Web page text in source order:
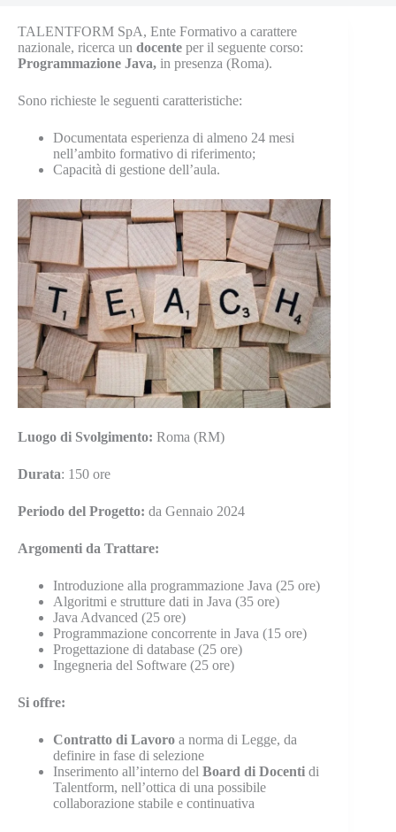
TALENTFORM SpA, Ente Formativo a carattere
nazionale, ricerca un docente per il seguente corso:
Programmazione Java, in presenza (Roma).
Sono richieste le seguenti caratteristiche:
Documentata esperienza di almeno 24 mesi
nell’ambito formativo di riferimento;
Capacità di gestione dell’aula.
Luogo di Svolgimento: Roma (RM)
Durata: 150 ore
Periodo del Progetto: da Gennaio 2024
Argomenti da Trattare:
Introduzione alla programmazione Java (25 ore)
Algoritmi e strutture dati in Java (35 ore)
Java Advanced (25 ore)
Programmazione concorrente in Java (15 ore)
Progettazione di database (25 ore)
Ingegneria del Software (25 ore)
Si offre:
Contratto di Lavoro a norma di Legge, da
definire in fase di selezione
Inserimento all’interno del Board di Docenti di
Talentform, nell’ottica di una possibile
collaborazione stabile e continuativa